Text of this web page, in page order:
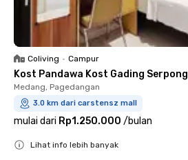
Coliving • Campur
Kost Pandawa Kost Gading Serpong
Medang, Pagedangan
3.0 km dari carstensz mall
mulai dari Rp1.250.000 /bulan
Lihat info lebih banyak